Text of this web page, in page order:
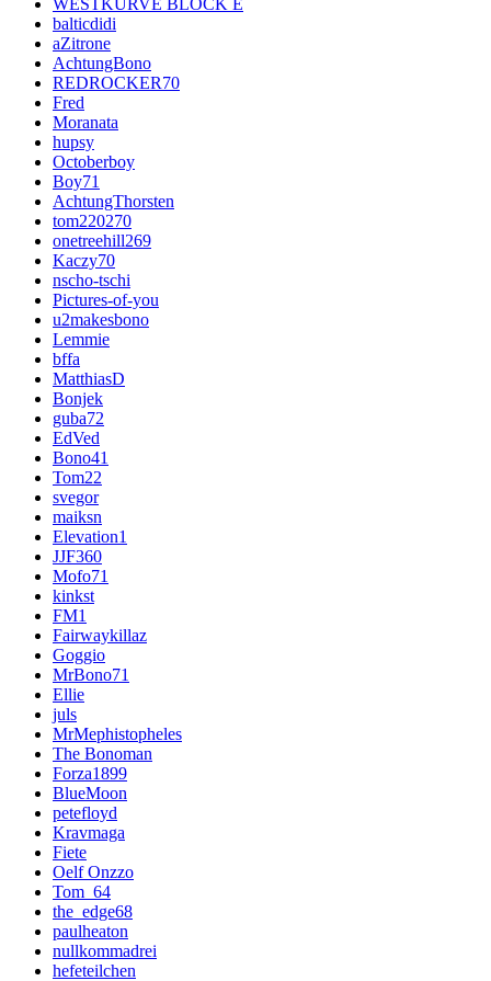
balticdidi
aZitrone
AchtungBono
REDROCKER70
Fred
Moranata
hupsy
Octoberboy
Boy71
AchtungThorsten
tom220270
onetreehill269
Kaczy70
nscho-tschi
Pictures-of-you
u2makesbono
Lemmie
bffa
MatthiasD
Bonjek
guba72
EdVed
Bono41
Tom22
svegor
maiksn
Elevation1
JJF360
Mofo71
kinkst
FM1
Fairwaykillaz
Goggio
MrBono71
Ellie
juls
MrMephistopheles
The Bonoman
Forza1899
BlueMoon
petefloyd
Kravmaga
Fiete
Oelf Onzzo
Tom_64
the_edge68
paulheaton
nullkommadrei
hefeteilchen